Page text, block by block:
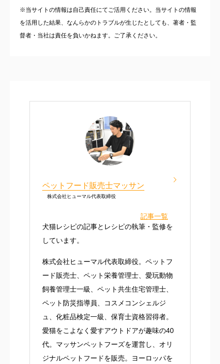
※当サイトの情報は自己責任にてご活用ください。当サイトの情報
を活用した結果、なんらかのトラブルが生じたとしても、著者・監
督者・当社は責任を負いかねます。ご了承ください。
ペットフード販売士マッサン
株式会社ヒューマル代表取締役
記事一覧
犬猫レシピの記事とレシピの執筆・監修を
しています。
株式会社ヒューマル代表取締役。ペットフ
ード販売士、ペット栄養管理士、愛玩動物
飼養管理士一級、ペット共生住宅管理士、
ペット防災指導員、コスメコンシェルジ
ュ、化粧品検定一級、保育士資格習得者。
愛猫をこよなく愛すアウトドアが趣味の40
代。マッサンペットフーズを運営し、オリ
ジナルペットフードを販売。ヨーロッパを